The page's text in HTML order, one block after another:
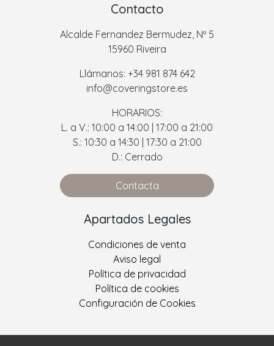
Contacto
Alcalde Fernandez Bermudez, Nº 5
15960 Riveira
Llámanos: +34 981 874 642
info@coveringstore.es
HORARIOS:
L. a V.: 10:00 a 14:00 | 17:00 a 21:00
S.: 10:30 a 14:30 | 17:30 a 21:00
D.: Cerrado
Contacta
Apartados Legales
Condiciones de venta
Aviso legal
Política de privacidad
Política de cookies
Configuración de Cookies